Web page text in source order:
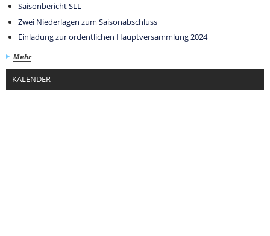
Saisonbericht SLL
Zwei Niederlagen zum Saisonabschluss
Einladung zur ordentlichen Hauptversammlung 2024
Mehr
KALENDER